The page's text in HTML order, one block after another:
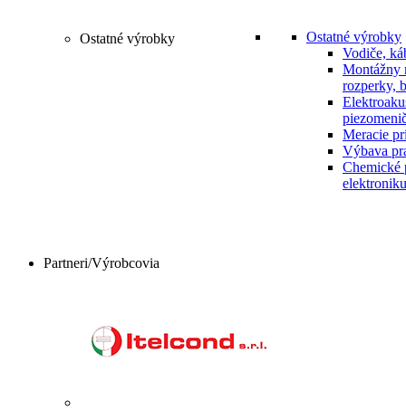
Ostatné výrobky
Ostatné výrobky
Vodiče,
Montážny
rozperky,
Meracie
Výbava
Chemické
elektroniku
Partneri/Výrobcovia